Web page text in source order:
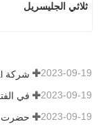
ثلاثي الجليسريل
2023-09-19
2023-09-19
2023-09-19